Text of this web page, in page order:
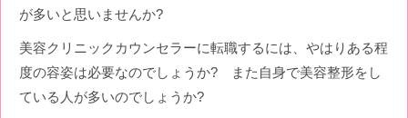
が多いと思いませんか?
美容クリニックカウンセラーに転職するには、やはりある程
度の容姿は必要なのでしょうか? また自身で美容整形をし
ている人が多いのでしょうか?